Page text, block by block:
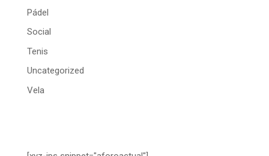
Pádel
Social
Tenis
Uncategorized
Vela